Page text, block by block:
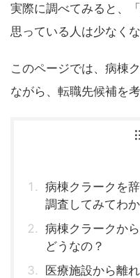
実際に調べてみると、
思っている人は少なく
このページでは、病棟
ながら、転職先候補を
病棟クラークを
調査してみてわ
病棟クラークか
どうなの？
医療施設から離